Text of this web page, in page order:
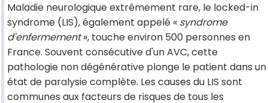
Maladie neurologique extrêmement rare, le locked-in
syndrome (LIS), également appelé « syndrome
d'enfermement», touche environ 500 personnes en
France. Souvent consécutive d'un AVC, cette
pathologie non dégénérative plonge le patient dans un
état de paralysie complète. Les causes du LIS sont
communes aux facteurs de risques de tous les